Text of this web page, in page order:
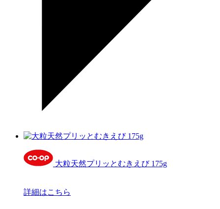
大粒天然プリッとむきえび 175g
詳細はこちら